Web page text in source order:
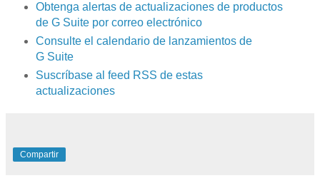
Obtenga alertas de actualizaciones de productos
de G Suite por correo electrónico
Consulte el calendario de lanzamientos de
G Suite
Suscríbase al feed RSS de estas
actualizaciones
Compartir